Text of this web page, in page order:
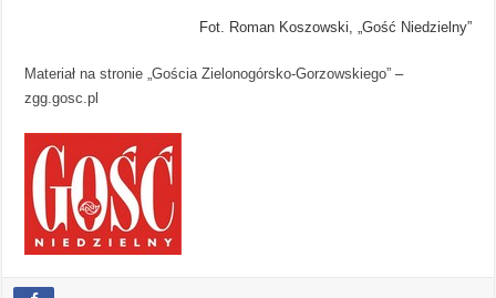
Fot. Roman Koszowski, „Gość Niedzielny”
Materiał na stronie „Gościa Zielonogórsko-Gorzowskiego” –
zgg.gosc.pl